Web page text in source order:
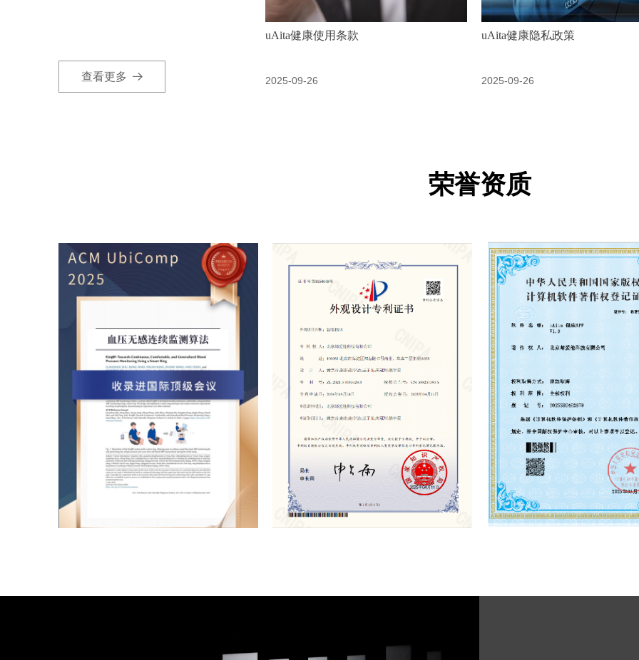
查看更多 뀠
uAita健康使用条款
2025-09-26
uAita健康隐私政策
2025-09-26
荣誉资质